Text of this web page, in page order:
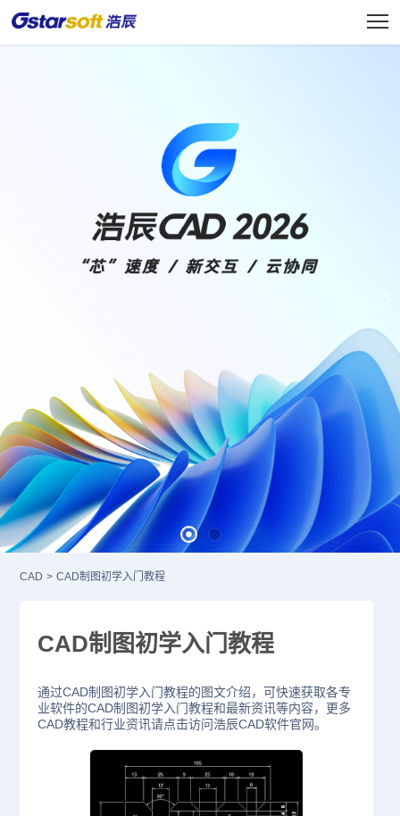
CAD > CAD制图初学入门教程
CAD制图初学入门教程
通过CAD制图初学入门教程的图文介绍，可快速获取各专
业软件的CAD制图初学入门教程和最新资讯等内容，更多
CAD教程和行业资讯请点击访问浩辰CAD软件官网。